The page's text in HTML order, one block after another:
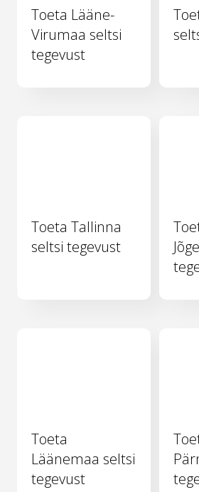
Toeta Lääne-
Virumaa seltsi
tegevust
Toeta Tallinna
seltsi tegevust
Toeta
Läänemaa seltsi
tegevust